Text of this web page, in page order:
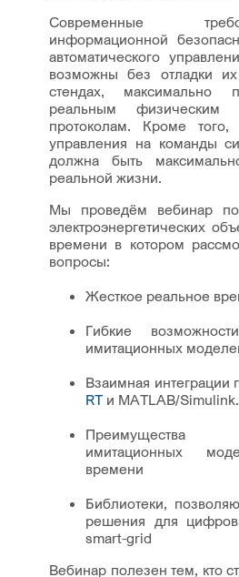
Современные
информационной
автоматического
возможны без отладки
стендах, максимально
реальным физическим
протоколам. Кроме того,
управления на команды
должна быть
реальной жизни.
Мы проведём вебинар
электроэнергетических
времени в котором
вопросы:
Жесткое реальное
Гибкие
имитационных
Взаимная интеграции
RTи MATLAB/Simulink.
Преимущества
имитационных
времени
Библиотеки,
решения для
smart-grid
Вебинар полезен тем, кто